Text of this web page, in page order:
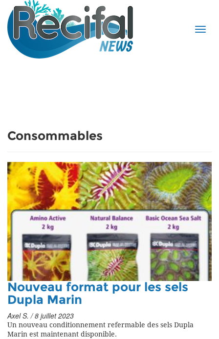
Consommables
Nouveau format pour les sels
Dupla Marin
Axel S. / 8 juillet 2023
Un nouveau conditionnement refermable des sels Dupla
Marin est maintenant disponible.